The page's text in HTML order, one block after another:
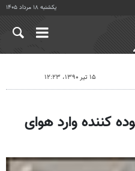
یکشنبه ۱۸ مرداد ۱۴۰۵
۱۵ تیر ۱۳۹۰، ۱۲:۲۳
آلوده کننده وارد هوای